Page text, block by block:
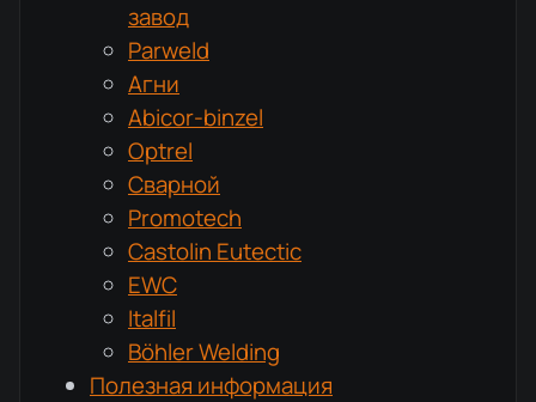
завод
Parweld
Агни
Abicor-binzel
Optrel
Сварной
Promotech
Castolin Eutectic
EWC
Italfil
Böhler Welding
Полезная информация